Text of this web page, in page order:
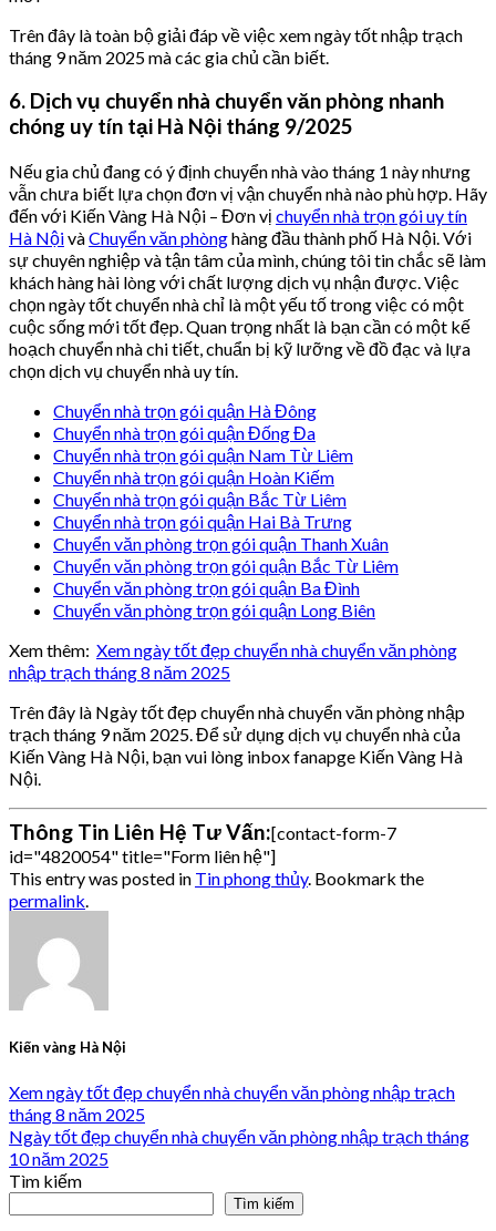
Trên đây là toàn bộ giải đáp về việc xem ngày tốt nhập trạch
tháng 9 năm 2025 mà các gia chủ cần biết.
6. Dịch vụ chuyển nhà chuyển văn phòng nhanh
chóng uy tín tại Hà Nội tháng 9/2025
Nếu gia chủ đang có ý định chuyển nhà vào tháng 1 này nhưng
vẫn chưa biết lựa chọn đơn vị vận chuyển nhà nào phù hợp. Hãy
đến với Kiến Vàng Hà Nội – Đơn vị chuyển nhà trọn gói uy tín
Hà NộivàChuyển văn phònghàng đầu thành phố Hà Nội. Với
sự chuyên nghiệp và tận tâm của mình, chúng tôi tin chắc sẽ làm
khách hàng hài lòng với chất lượng dịch vụ nhận được. Việc
chọn ngày tốt chuyển nhà chỉ là một yếu tố trong việc có một
cuộc sống mới tốt đẹp. Quan trọng nhất là bạn cần có một kế
hoạch chuyển nhà chi tiết, chuẩn bị kỹ lưỡng về đồ đạc và lựa
chọn dịch vụ chuyển nhà uy tín.
Chuyển nhà trọn gói quận Hà Đông
Chuyển nhà trọn gói quận Đống Đa
Chuyển nhà trọn gói quận Nam Từ Liêm
Chuyển nhà trọn gói quận Hoàn Kiếm
Chuyển nhà trọn gói quận Bắc Từ Liêm
Chuyển nhà trọn gói quận Hai Bà Trưng
Chuyển văn phòng trọn gói quận Thanh Xuân
Chuyển văn phòng trọn gói quận Bắc Từ Liêm
Chuyển văn phòng trọn gói quận Ba Đình
Chuyển văn phòng trọn gói quận Long Biên
Xem thêm: Xem ngày tốt đẹp chuyển nhà chuyển văn phòng
nhập trạch tháng 8 năm 2025
Trên đây là Ngày tốt đẹp chuyển nhà chuyển văn phòng nhập
trạch tháng 9 năm 2025. Để sử dụng dịch vụ chuyển nhà của
Kiến Vàng Hà Nội, bạn vui lòng inbox fanapge Kiến Vàng Hà
Nội.
Thông Tin Liên Hệ Tư Vấn:[contact-form-7
id="4820054" title="Form liên hệ"]
This entry was posted in Tin phong thủy. Bookmark the
permalink.
Kiến vàng Hà Nội
Xem ngày tốt đẹp chuyển nhà chuyển văn phòng nhập trạch
tháng 8 năm 2025
Ngày tốt đẹp chuyển nhà chuyển văn phòng nhập trạch tháng
10 năm 2025
Tìm kiếm
Tìm kiếm